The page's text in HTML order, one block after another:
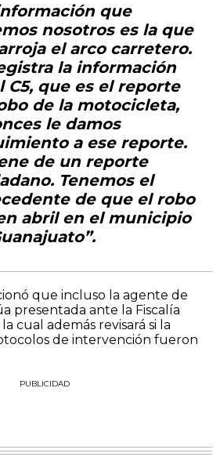
que
nosotros es la que
el arco carretero.
la información
C5, que es el reporte
de la motocicleta,
le damos
a ese reporte.
de un reporte
Tenemos el
de que el robo
abril en el municipio
que incluso la agente de
presentada ante la Fiscalía
cual además revisará si la
de intervención fueron
PUBLICIDAD